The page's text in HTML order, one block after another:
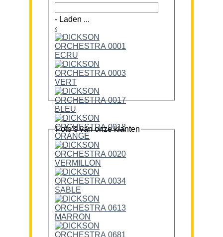
- Laden ...
‹
Foto’s van onze klanten